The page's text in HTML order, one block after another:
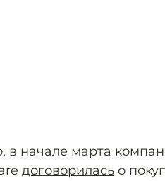
в начале марта
договорилась о